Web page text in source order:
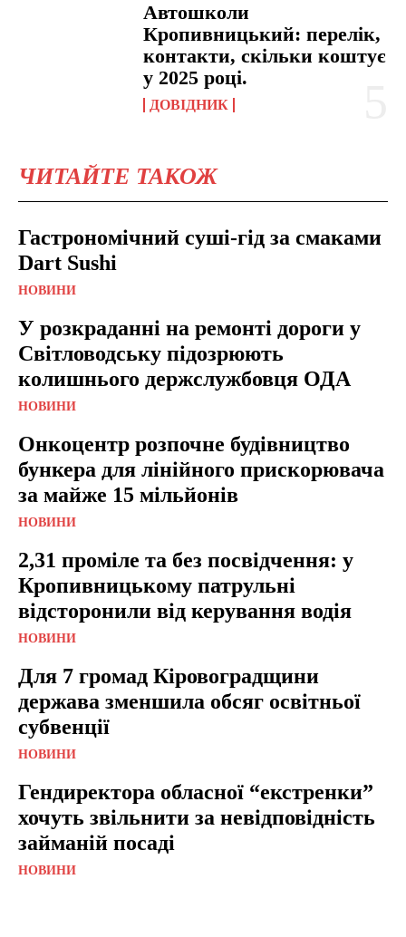
Автошколи
Кропивницький: перелік,
контакти, скільки коштує
у 2025 році.
ДОВІДНИК
ЧИТАЙТЕ ТАКОЖ
Гастрономічний суші-гід за смаками
Dart Sushi
НОВИНИ
У розкраданні на ремонті дороги у
Світловодську підозрюють
колишнього держслужбовця ОДА
НОВИНИ
Онкоцентр розпочне будівництво
бункера для лінійного прискорювача
за майже 15 мільйонів
НОВИНИ
2,31 проміле та без посвідчення: у
Кропивницькому патрульні
відсторонили від керування водія
НОВИНИ
Для 7 громад Кіровоградщини
держава зменшила обсяг освітньої
субвенції
НОВИНИ
Гендиректора обласної “екстренки”
хочуть звільнити за невідповідність
займаній посаді
НОВИНИ